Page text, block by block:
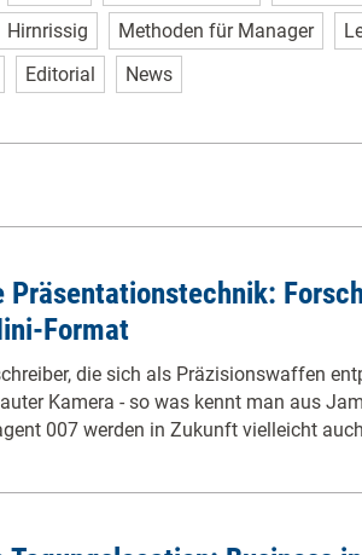
Hirnrissig Methoden für Manager
Editorial News
Präsentationstechnik:
Format
die sich als Präzisionswaffen
Kamera - so was kennt man aus
007 werden in Zukunft vielleicht